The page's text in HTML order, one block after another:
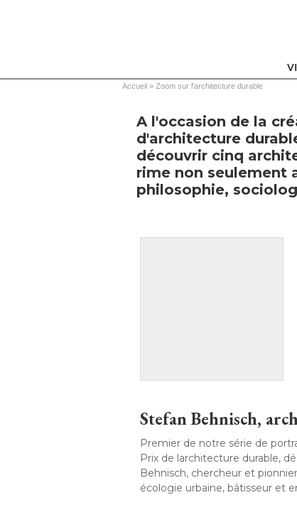
Vous êtes ici
Accueil » Zoom sur l'architecture durable
A l'occasion de la
d'architecture
découvrir cinq
rime non seulement
philosophie,
Stefan Behnisch,
Premier de notre série de
Prix de larchitecture durable,
Behnisch, chercheur et
écologie urbaine, bâtisseur et